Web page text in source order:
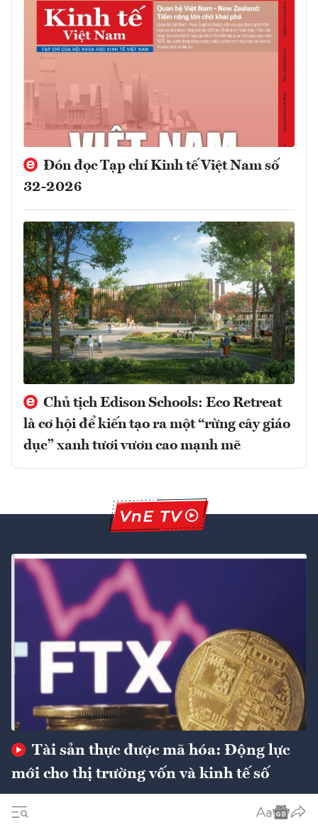
Đón đọc Tạp chí Kinh tế Việt Nam số
32-2026
Chủ tịch Edison Schools: Eco Retreat
là cơ hội để kiến tạo ra một “rừng cây giáo
dục” xanh tươi vươn cao mạnh mẽ
Tài sản thực được mã hóa: Động lực
mới cho thị trường vốn và kinh tế số